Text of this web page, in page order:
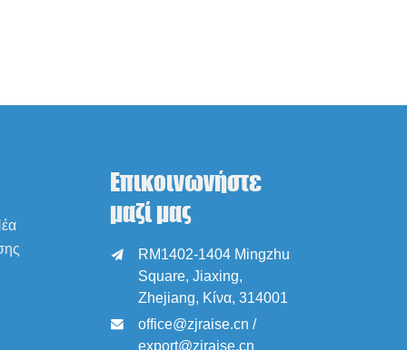
Επικοινωνήστε
μαζί μας

RM1402-1404 Mingzhu
Square, Jiaxing,
Zhejiang, Κίνα, 314001

office@zjraise.cn /
export@zjraise.cn